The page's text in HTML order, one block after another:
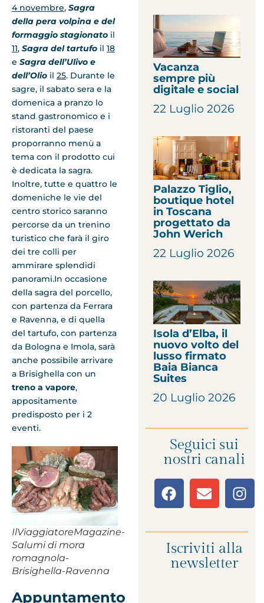
4 novembre, Sagra
della pera volpina e del
formaggio stagionato il
11, Sagra del tartufo il 18
e Sagra dell’Ulivo e
dell’Olio il 25. Durante le
sagre, il sabato sera e la
domenica a pranzo lo
stand gastronomico e i
ristoranti del paese
proporranno menù a
tema con il prodotto cui
è dedicata la sagra.
Inoltre, tutte e quattro le
domeniche le vie del
centro storico saranno
percorse da un trenino
turistico che farà il giro
dei tre colli per
ammirare splendidi
panorami.In occasione
della sagra del porcello,
con partenza da Ferrara
e Ravenna, e di quella
del tartufo, con partenza
da Bologna e Imola, sarà
anche possibile arrivare
a Brisighella con un
treno a vapore,
appositamente
predisposto per i 2
eventi.
IlViaggiatoreMagazine-
Salumi di mora
romagnola-
Brisighella-Ravenna
Appuntamento
Vacanza
sempre più
digitale e social
22 Luglio 2026
Palazzo Tiglio,
boutique hotel
in Toscana
progettato da
John Werich
22 Luglio 2026
Isola d’Elba, il
nuovo volto del
lusso firmato
Baia Bianca
Suites
20 Luglio 2026
Seguici sui
nostri canali
Iscriviti alla
newsletter